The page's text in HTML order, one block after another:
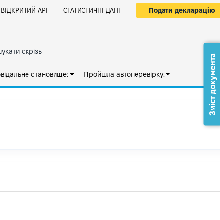
ВІДКРИТИЙ АРІ СТАТИСТИЧНІ ДАНІ Подати декларацію
скрізь
становище: Пройшла автоперевірку: Зміст документа